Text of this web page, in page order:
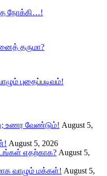
நோக்கி…!
தருமா?
புதைப்படிவம்!
உணர வேண்டும்! August 5,
August 5, 2026
எதற்காக? August 5,
வாழும் மக்கள்! August 5,